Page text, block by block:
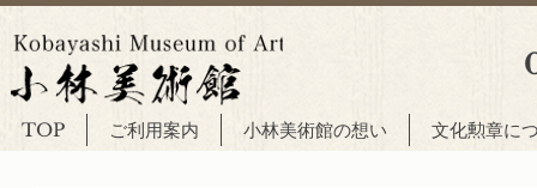
TOP ご利用案内 小林美術館の想い 文化勲章に